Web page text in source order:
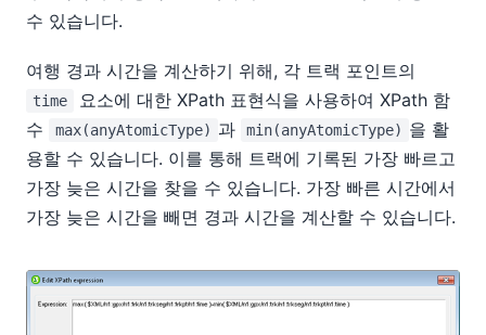
수 있습니다.
여행 경과 시간을 계산하기 위해, 각 트랙 포인트의
time
요소에 대한 XPath 표현식을 사용하여 XPath 함
수
max(anyAtomicType) 과 min(anyAtomicType) 을 활
용할 수 있습니다. 이를 통해 트랙에 기록된 가장 빠르고
가장 늦은 시간을 찾을 수 있습니다. 가장 빠른 시간에서
가장 늦은 시간을 빼면 경과 시간을 계산할 수 있습니다.